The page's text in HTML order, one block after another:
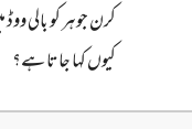
کرن جوہر کو بالی
کیوں کہا جاتا ہے؟